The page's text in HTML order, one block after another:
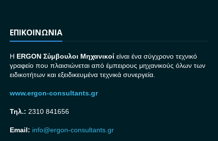
ΕΠΙΚΟΙΝΩΝΙΑ
H ERGON Σύμβουλοι Μηχανικοί είναι ένα σύγχρονο τεχνικό
γραφείο που πλαισιώνεται από έμπειρους μηχανικούς όλων των
ειδικοτήτων και εξειδικευμένα τεχνικά συνεργεία.
www.ergon-consultants.gr
Τηλ.: 2310 841656
Email: info@ergon-consultants.gr